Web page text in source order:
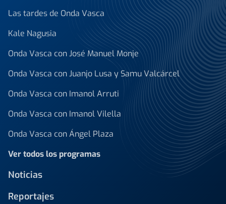
Las tardes de Onda Vasca
Kale Nagusia
Onda Vasca con José Manuel Monje
Onda Vasca con Juanjo Lusa y Samu Valcárcel
Onda Vasca con Imanol Arruti
Onda Vasca con Imanol Vilella
Onda Vasca con Ángel Plaza
Ver todos los programas
Noticias
Reportajes